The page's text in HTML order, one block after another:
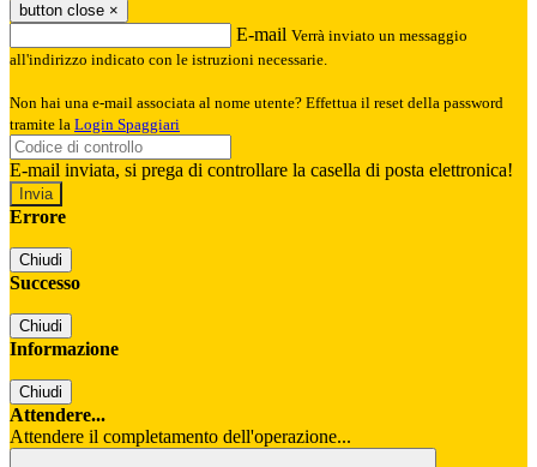
button close ×
E-mail Verrà inviato un messaggio
all'indirizzo indicato con le istruzioni necessarie.
Non hai una e-mail associata al nome utente? Effettua il reset della password
tramite la Login Spaggiari
E-mail inviata, si prega di controllare la casella di posta elettronica!
Errore
Chiudi
Successo
Chiudi
Informazione
Chiudi
Attendere...
Attendere il completamento dell'operazione...